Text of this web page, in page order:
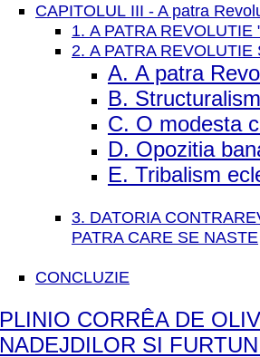
CAPITOLUL III - A patra
1. A PATRA
2. A PATRA
A. A patra
B.
C. O modesta
D. Opozitia
E. Tribalism
3. DATORIA
PATRA CARE SE NASTE
CONCLUZIE
PLINIO CORRÊA DE
NADEJDILOR SI